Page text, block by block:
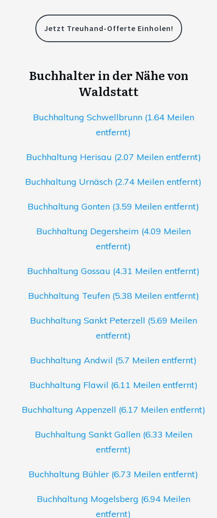
Jetzt Treuhand-Offerte Einholen!
Buchhalter in der Nähe von
Waldstatt
Buchhaltung Schwellbrunn (1.64 Meilen
entfernt)
Buchhaltung Herisau (2.07 Meilen entfernt)
Buchhaltung Urnäsch (2.74 Meilen entfernt)
Buchhaltung Gonten (3.59 Meilen entfernt)
Buchhaltung Degersheim (4.09 Meilen
entfernt)
Buchhaltung Gossau (4.31 Meilen entfernt)
Buchhaltung Teufen (5.38 Meilen entfernt)
Buchhaltung Sankt Peterzell (5.69 Meilen
entfernt)
Buchhaltung Andwil (5.7 Meilen entfernt)
Buchhaltung Flawil (6.11 Meilen entfernt)
Buchhaltung Appenzell (6.17 Meilen entfernt)
Buchhaltung Sankt Gallen (6.33 Meilen
entfernt)
Buchhaltung Bühler (6.73 Meilen entfernt)
Buchhaltung Mogelsberg (6.94 Meilen
entfernt)